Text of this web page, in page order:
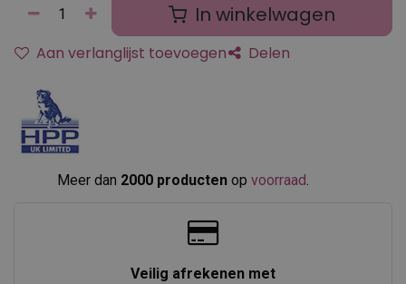
In winkelwagen
Aan verlanglijst toevoegen Delen
Meer dan 2000 producten op voorraad
Veilig afrekenen met